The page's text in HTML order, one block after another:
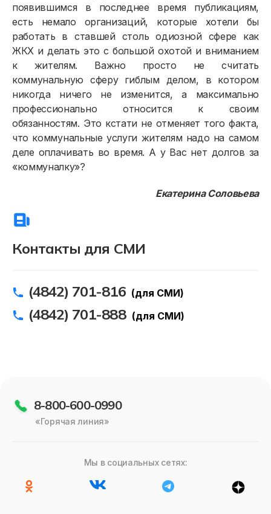
Контакты для СМИ
(4842) 701-816 (для СМИ)
(4842) 701-888 (для СМИ)
появившимся в последнее время публикациям,
есть немало организаций, которые хотели бы
работать в ставшей столь одиозной сфере как
ЖКХ и делать это с большой охотой и вниманием
к жителям. Важно просто не считать
коммунальную сферу гиблым делом, в котором
никогда ничего не изменится, а максимально
профессионально относится к своим
обязанностям. Это кстати не отменяет того факта,
что коммунальные услуги жителям надо на самом
деле оплачивать во время. А у Вас нет долгов за
«коммуналку»?
Екатерина Соловьева
8-800-600-0990
«Горячая линия»
Мы в социальных сетях: